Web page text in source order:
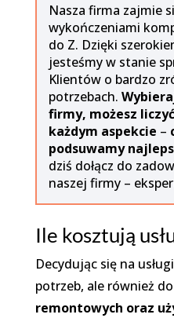
Nasza firma zajmie
wykończeniami
do Z. Dzięki
jesteśmy w stanie
Klientów o bardzo
potrzebach.
firmy, możesz
każdym aspekcie –
podsuwamy
dziś dołącz do
naszej firmy –
Ile kosztują
Decydując się na
potrzeb, ale również
remontowych oraz